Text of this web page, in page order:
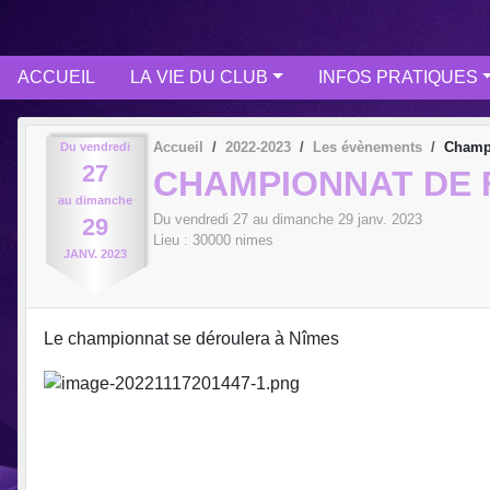
ACCUEIL LA VIE DU CLUB INFOS PRATIQUES
Du vendredi
27
au dimanche
29
JANV. 2023
Accueil 2022-2023 Les évènements
CHAMPIONNAT DE
Du vendredi 27 au dimanche 29 janv. 2023
Lieu : 30000 nimes
Le championnat se déroulera à Nîmes